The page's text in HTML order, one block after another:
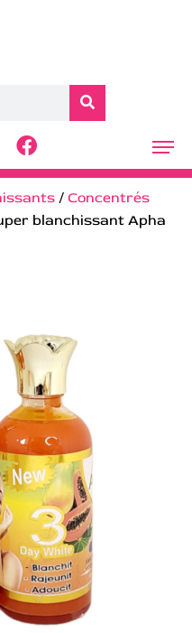
/ Concentrés
blanchissant Apha